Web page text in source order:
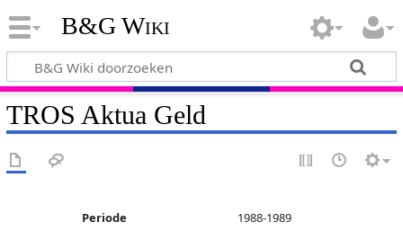
B&G Wiki
TROS Aktua Geld
Periode 1988-1989